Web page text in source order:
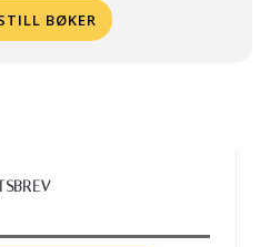
BØKER